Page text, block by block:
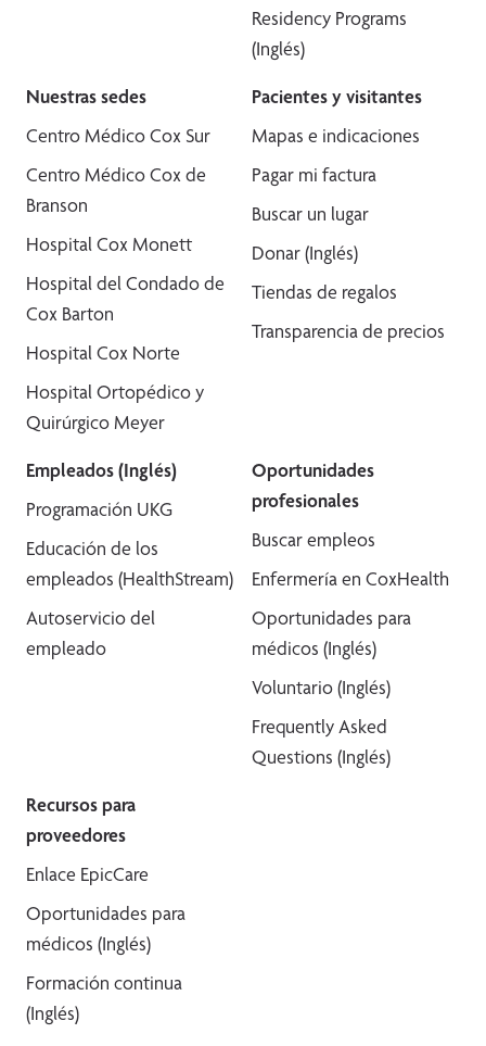
Residency Programs
(Inglés)
Nuestras sedes
Centro Médico Cox Sur
Centro Médico Cox de
Branson
Hospital Cox Monett
Hospital del Condado de
Cox Barton
Hospital Cox Norte
Hospital Ortopédico y
Quirúrgico Meyer
Pacientes y visitantes
Mapas e indicaciones
Pagar mi factura
Buscar un lugar
Donar (Inglés)
Tiendas de regalos
Transparencia de precios
Empleados (Inglés)
Programación UKG
Educación de los
empleados (HealthStream)
Autoservicio del
empleado
Oportunidades
profesionales
Buscar empleos
Enfermería en CoxHealth
Oportunidades para
médicos (Inglés)
Voluntario (Inglés)
Frequently Asked
Questions (Inglés)
Recursos para
proveedores
Enlace EpicCare
Oportunidades para
médicos (Inglés)
Formación continua
(Inglés)